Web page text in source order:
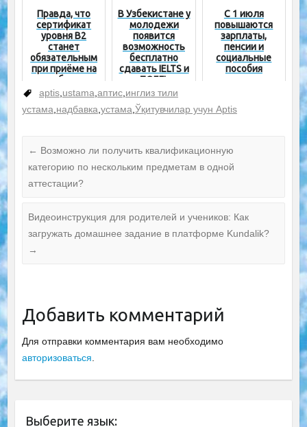
министра?
Правда, что
сертификат
уровня B2
станет
обязательным
при приёме на
работу
учителей
иностранных
языков?
В Узбекистане у
молодежи
появится
возможность
бесплатно
сдавать IELTS и
TOEFL
С 1 июля
повышаются
зарплаты,
пенсии и
социальные
пособия
aptis, ustama аптис, инглиз тили
устама надбавка устама Ўқитувчилар учун Aptis
← Возможно ли получить квалификационную
категорию по нескольким предметам в одной
аттестации?
Видеоинструкция для родителей и учеников: Как
загружать домашнее задание в платформе Kundalik?
→
Добавить комментарий
Для отправки комментария вам необходимо
авторизоваться
Выберите язык: